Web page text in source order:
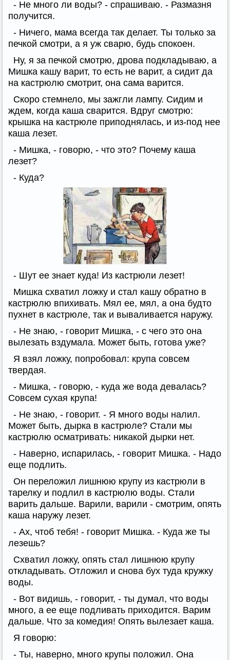
- Не много ли воды? - спрашиваю. - Размазня
получится.
- Ничего, мама всегда так делает. Ты только за
печкой смотри, а я уж сварю, будь спокоен.
Ну, я за печкой смотрю, дрова подкладываю, а
Мишка кашу варит, то есть не варит, а сидит да
на кастрюлю смотрит, она сама варится.
Скоро стемнело, мы зажгли лампу. Сидим и
ждем, когда каша сварится. Вдруг смотрю:
крышка на кастрюле приподнялась, и из-под нее
каша лезет.
- Мишка, - говорю, - что это? Почему каша
лезет?
- Куда?
- Шут ее знает куда! Из кастрюли лезет!
Мишка схватил ложку и стал кашу обратно в
кастрюлю впихивать. Мял ее, мял, а она будто
пухнет в кастрюле, так и вываливается наружу.
- Не знаю, - говорит Мишка, - с чего это она
вылезать вздумала. Может быть, готова уже?
Я взял ложку, попробовал: крупа совсем
твердая.
- Мишка, - говорю, - куда же вода девалась?
Совсем сухая крупа!
- Не знаю, - говорит. - Я много воды налил.
Может быть, дырка в кастрюле? Стали мы
кастрюлю осматривать: никакой дырки нет.
- Наверно, испарилась, - говорит Мишка. - Надо
еще подлить.
Он переложил лишнюю крупу из кастрюли в
тарелку и подлил в кастрюлю воды. Стали
варить дальше. Варили, варили - смотрим, опять
каша наружу лезет.
- Ах, чтоб тебя! - говорит Мишка. - Куда же ты
лезешь?
Схватил ложку, опять стал лишнюю крупу
откладывать. Отложил и снова бух туда кружку
воды.
- Вот видишь, - говорит, - ты думал, что воды
много, а ее еще подливать приходится. Варим
дальше. Что за комедия! Опять вылезает каша.
Я говорю:
- Ты, наверно, много крупы положил. Она